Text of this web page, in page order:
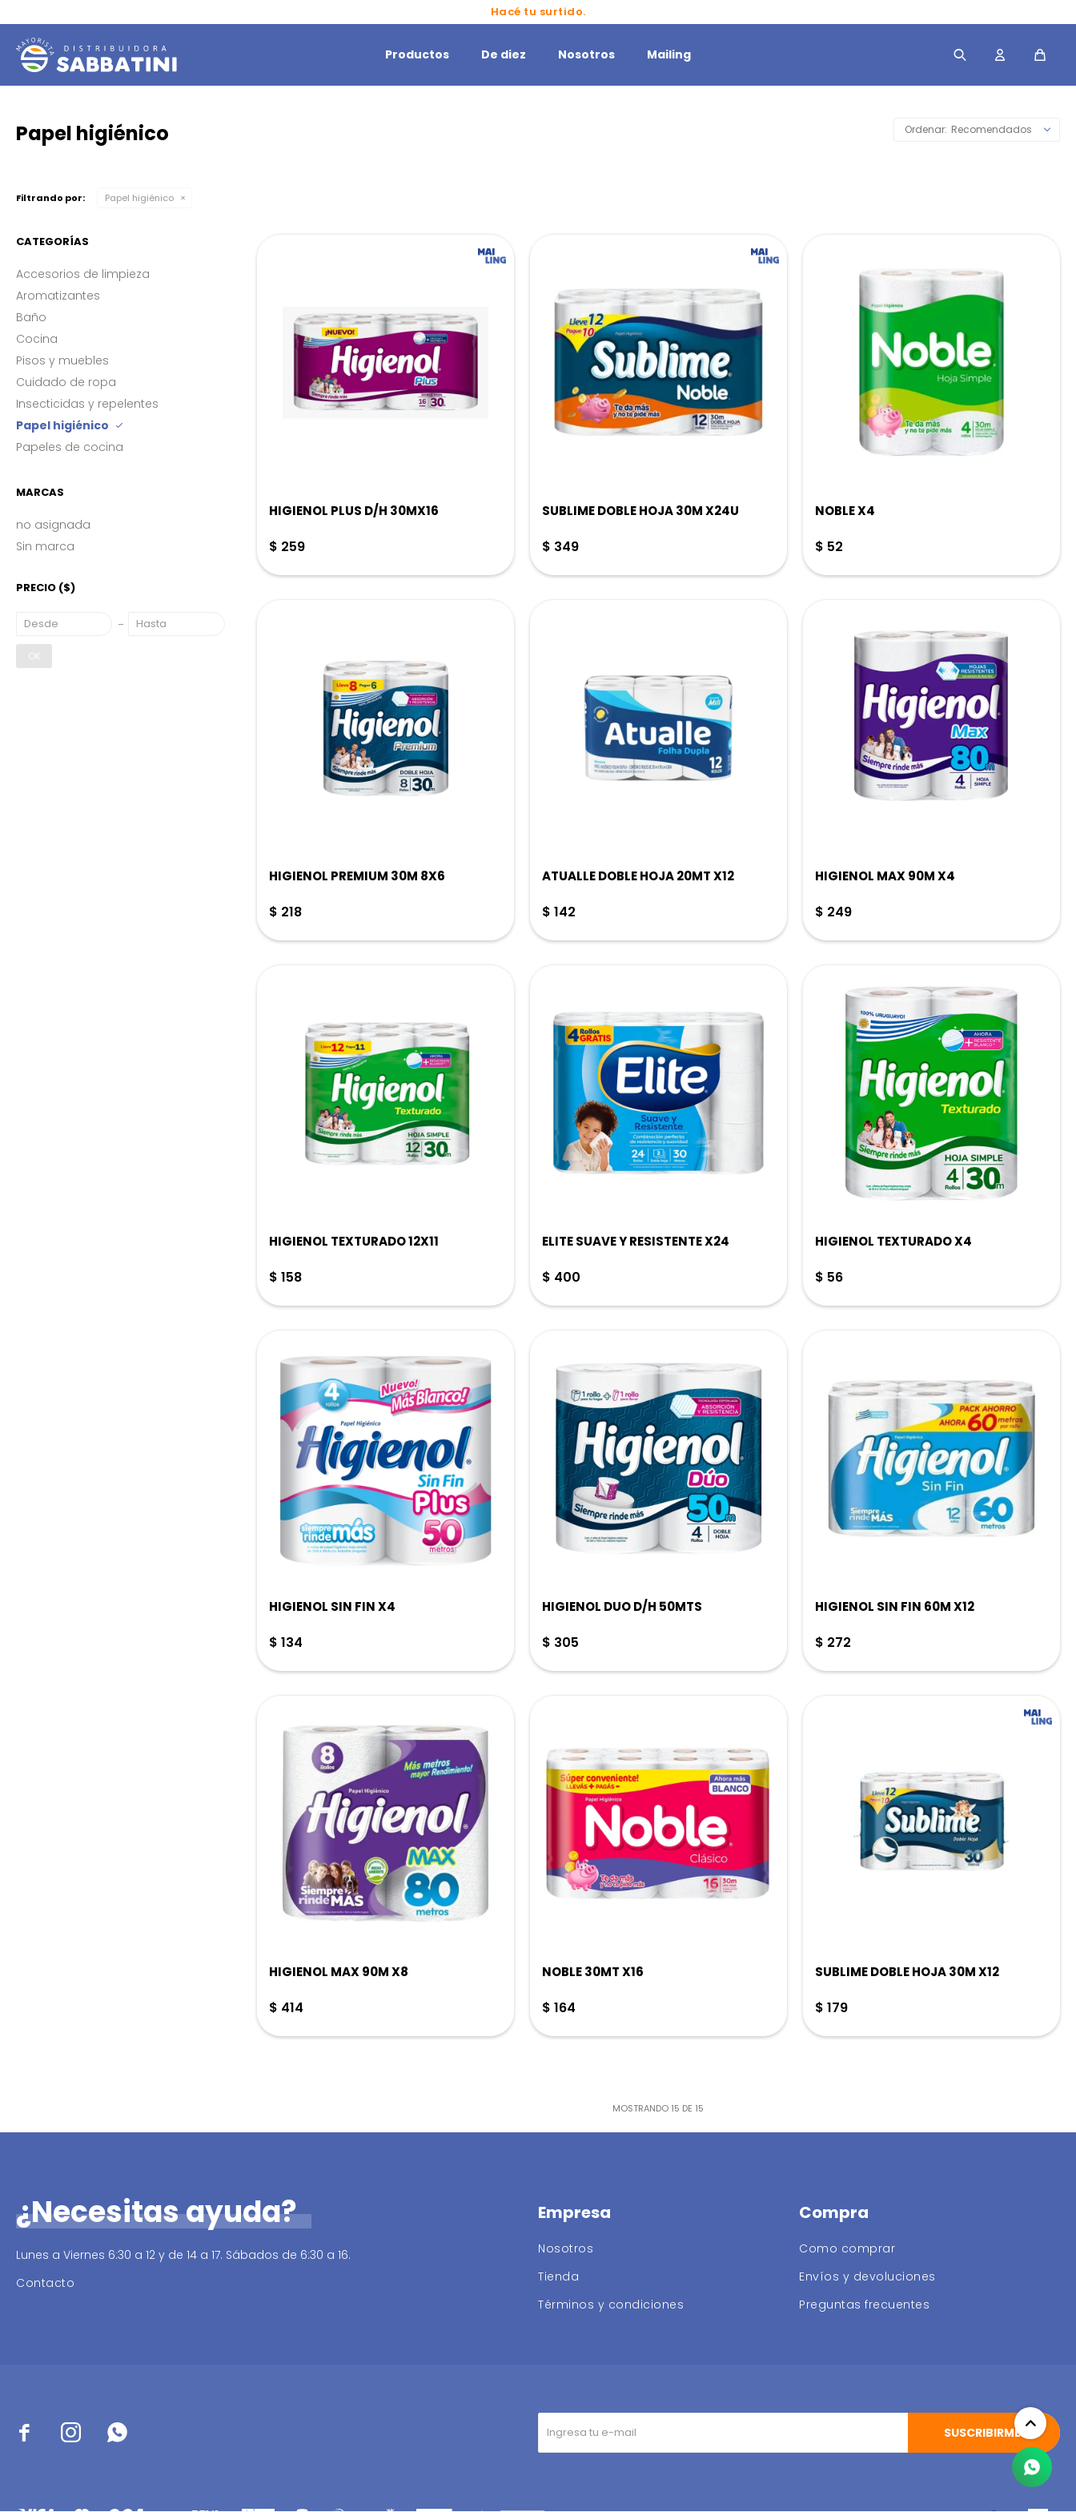
Hacé tu surtido.
Productos De diez Nosotros Mailing
Papel higiénico Recomendados
Filtrando por: Papel higiénico
HIGIENOL PLUS D/H 30MX16
$ 259
SUBLIME DOBLE HOJA 30M X24U
$ 349
NOBLE X4
$ 52
HIGIENOL PREMIUM 30M 8X6
$ 218
ATUALLE DOBLE HOJA 20MT X12
$ 142
HIGIENOL MAX 90M X4
$ 249
HIGIENOL TEXTURADO 12X11
$ 158
ELITE SUAVE Y RESISTENTE X24
$ 400
HIGIENOL TEXTURADO X4
$ 56
HIGIENOL SIN FIN X4
$ 134
HIGIENOL DUO D/H 50MTS
$ 305
HIGIENOL SIN FIN 60M X12
$ 272
HIGIENOL MAX 90M X8
$ 414
NOBLE 30MT X16
$ 164
SUBLIME DOBLE HOJA 30M X12
$ 179
MOSTRANDO 15 DE 15
CATEGORÍAS
Accesorios de limpieza
Aromatizantes
Baño
Cocina
Pisos y muebles
Cuidado de ropa
Insecticidas y repelentes
Papel higiénico
Papeles de cocina
MARCAS
no asignada
Sin marca
PRECIO ($)
OK
   SUSCRIBIRME
¿Necesitas ayuda?
Lunes a Viernes 6:30 a 12 y de 14 a 17. Sábados de 6:30 a 16.
Contacto
Empresa
Nosotros
Tienda
Términos y condiciones
Compra
Como comprar
Envíos y devoluciones
Preguntas frecuentes